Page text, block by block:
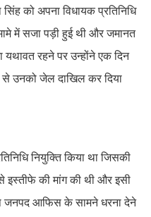
को अपना विधायक प्रतिनिधि
में सजा पड़ी हुई थी और जमानत
यथावत रहने पर उन्होंने एक दिन
से उनको जेल दाखिल कर दिया
नियुक्ति किया था जिसकी
इस्तीफे की मांग की थी और इसी
जनपद आफिस के सामने धरना देने